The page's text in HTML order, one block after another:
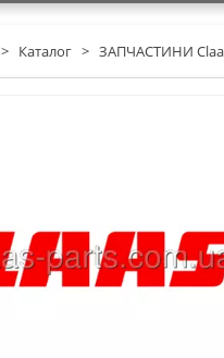
> Каталог > ЗАПЧАСТИНИ